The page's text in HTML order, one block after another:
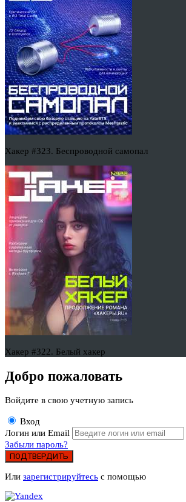
Хакер #323. Беспроводной самопал
Хакер #322. Белый хакер
Добро пожаловать
Войдите в свою учетную запись
Вход
Логин или Email
Забыли пароль?
ПОДТВЕРДИТЬ
Или зарегистрируйтесь с помощью